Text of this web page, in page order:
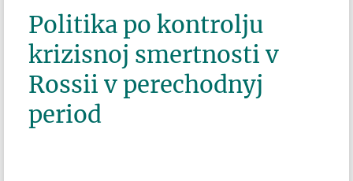
Politika po kontrolju
krizisnoj smertnosti v
Rossii v perechodnyj
period